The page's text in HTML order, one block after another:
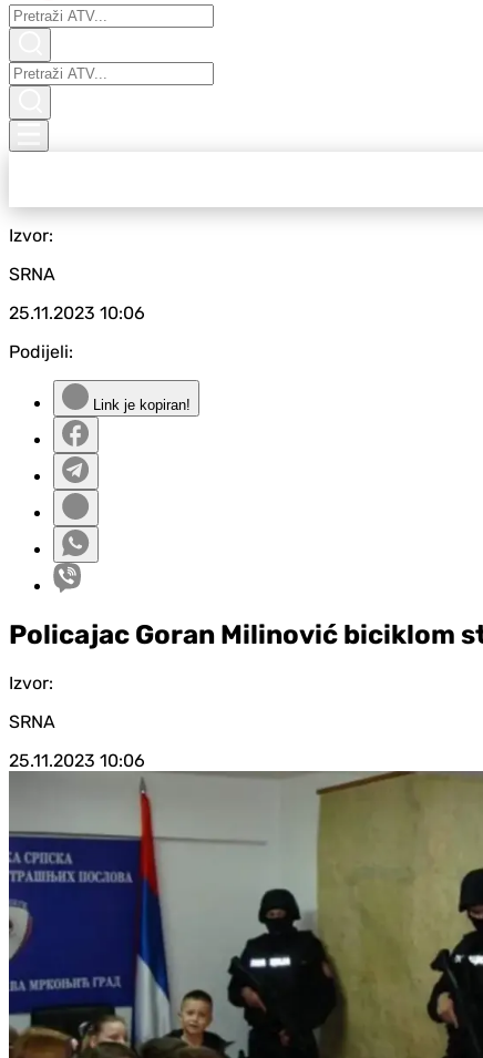
Izvor:
SRNA
25.11.2023 10:06
Podijeli:
Link je kopiran!
Policajac Goran Milinović biciklom
Izvor:
SRNA
25.11.2023 10:06